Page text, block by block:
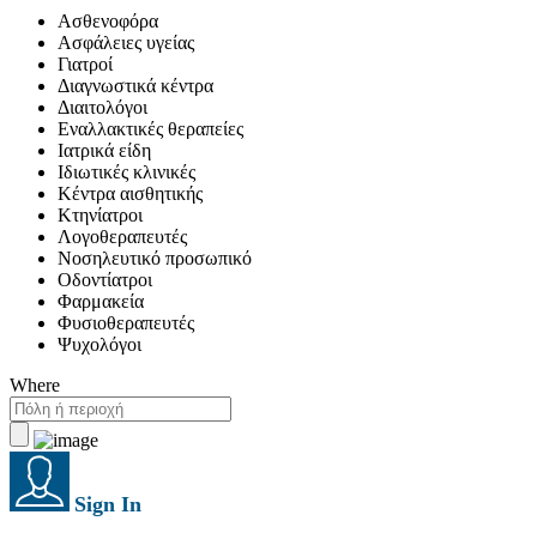
Ασθενοφόρα
Ασφάλειες υγείας
Γιατροί
Διαγνωστικά κέντρα
Διαιτολόγοι
Εναλλακτικές θεραπείες
Ιατρικά είδη
Ιδιωτικές κλινικές
Κέντρα αισθητικής
Κτηνίατροι
Λογοθεραπευτές
Νοσηλευτικό προσωπικό
Οδοντίατροι
Φαρμακεία
Φυσιοθεραπευτές
Ψυχολόγοι
Where
Sign In